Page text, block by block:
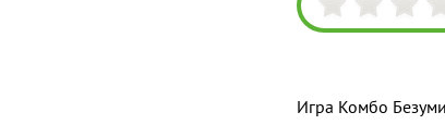
Игра Комбо